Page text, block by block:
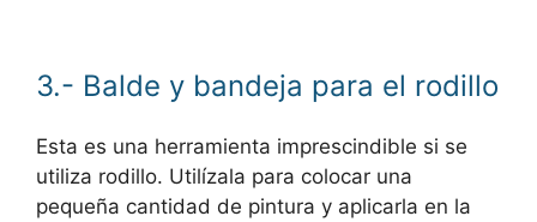
3.- Balde y bandeja para el rodillo
Esta es una herramienta imprescindible si se
utiliza rodillo. Utilízala para colocar una
pequeña cantidad de pintura y aplicarla en la